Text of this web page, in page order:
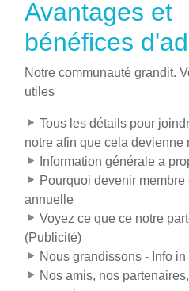
Avantages et
bénéfices
Notre communauté grandit.
utiles
Tous les détails pour
notre afin que cela devienne
Information générale a
Pourquoi devenir
annuelle
Voyez ce que ce notre
(Publicité)
Nous grandissons - Info
Nos amis, nos